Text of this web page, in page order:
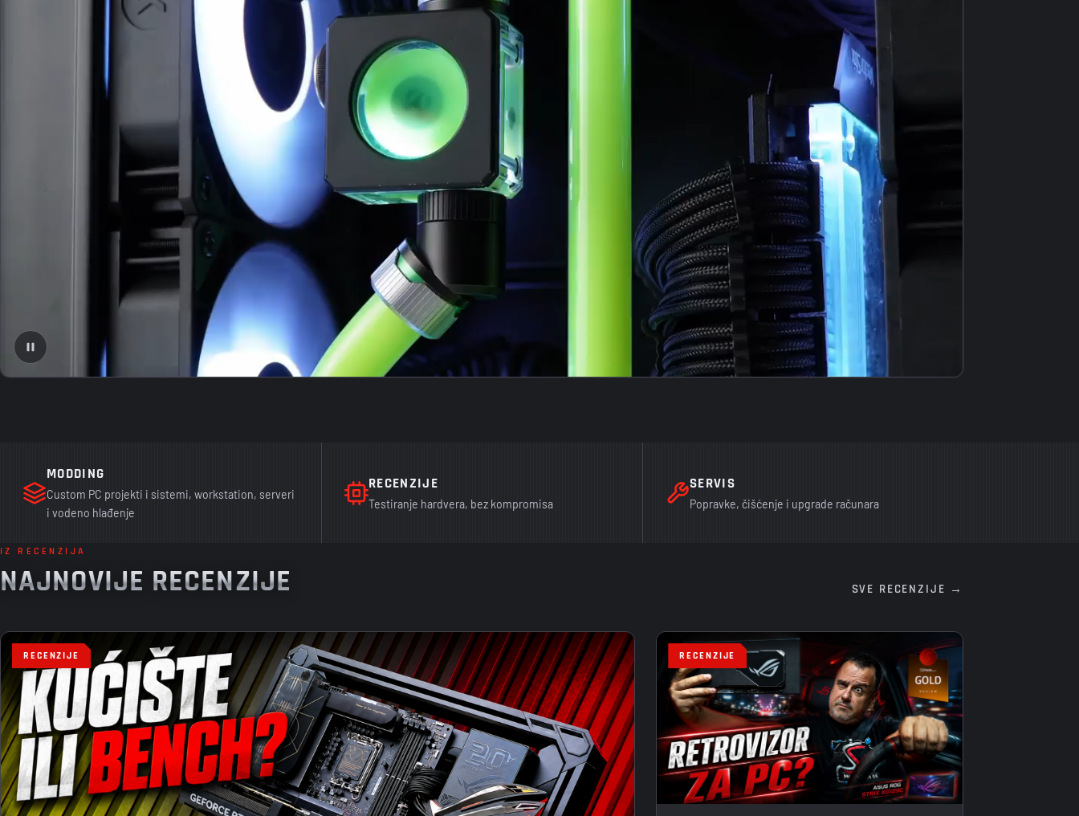
MODDING
Custom PC projekti i sistemi, workstation, serveri
i vodeno hlađenje
RECENZIJE
Testiranje hardvera, bez kompromisa
SERVIS
Popravke, čišćenje i upgrade računara
IZ RECENZIJA
NAJNOVIJE RECENZIJE SVE RECENZIJE →
RECENZIJE RECENZIJE